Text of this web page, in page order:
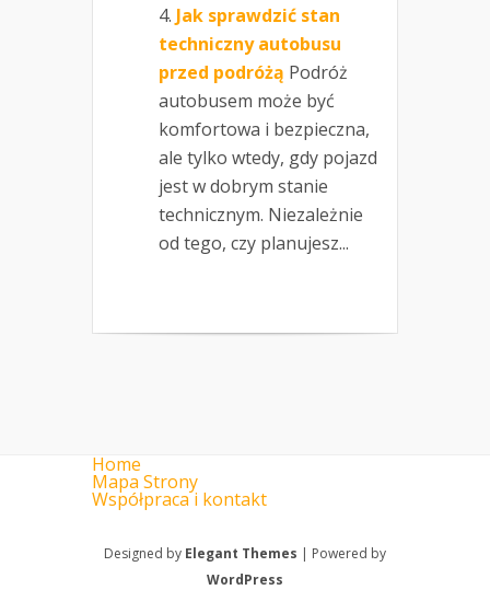
Jak sprawdzić stan
techniczny autobusu
przed podróżą Podróż
autobusem może być
komfortowa i bezpieczna,
ale tylko wtedy, gdy pojazd
jest w dobrym stanie
technicznym. Niezależnie
od tego, czy planujesz...
Home
Mapa Strony
Współpraca i kontakt
Designed by Elegant Themes | Powered by
WordPress